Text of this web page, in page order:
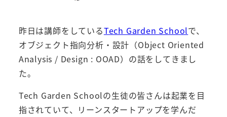
昨日は講師をしているTech Garden Schoolで、
オブジェクト指向分析・設計（Object Oriented
Analysis / Design : OOAD）の話をしてきまし
た。
Tech Garden Schoolの生徒の皆さんは起業を目
指されていて、リーンスタートアップを学んだ